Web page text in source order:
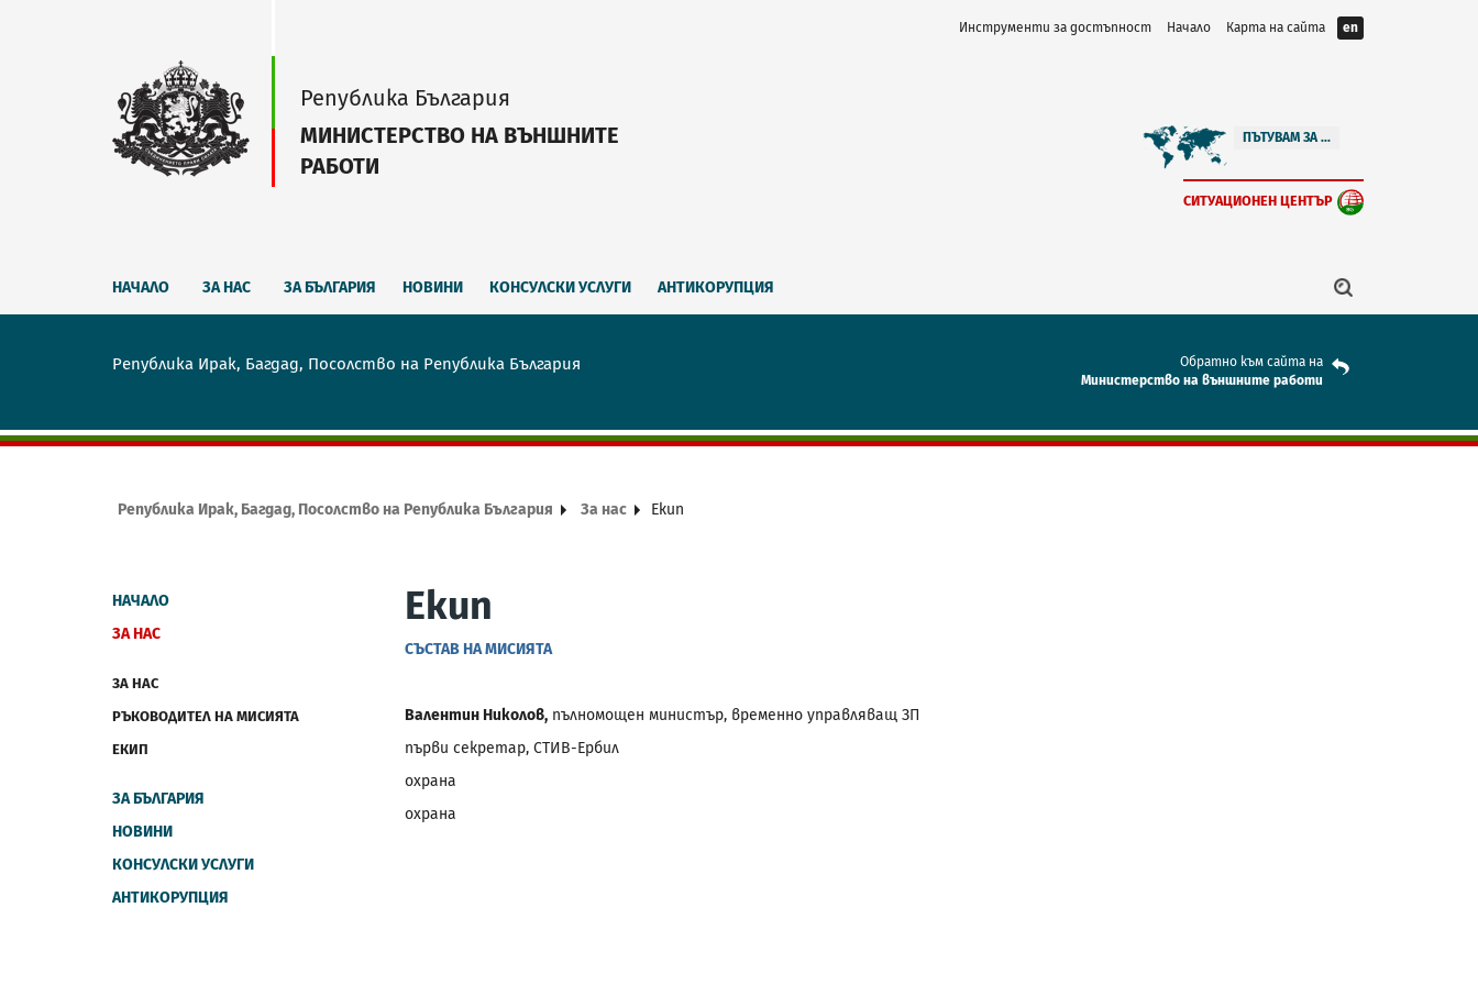
Инструменти за достъпност Начало Карта на сайта en
Република България
МИНИСТЕРСТВО НА ВЪНШНИТЕ
РАБОТИ
ПЪТУВАМ ЗА ...
СИТУАЦИОНЕН ЦЕНТЪР
НАЧАЛО ЗА НАС ЗА БЪЛГАРИЯ НОВИНИ КОНСУЛСКИ УСЛУГИ АНТИКОРУПЦИЯ
Република Ирак, Багдад, Посолство на Република България
Обратно към сайта на
Mинистерство на външните работи
Република Ирак, Багдад, Посолство на Република България За нас Екип
НАЧАЛО
ЗА НАС
ЗА НАС
РЪКОВОДИТЕЛ НА МИСИЯТА
ЕКИП
ЗА БЪЛГАРИЯ
НОВИНИ
КОНСУЛСКИ УСЛУГИ
АНТИКОРУПЦИЯ
Екип
СЪСТАВ НА МИСИЯТА
Валентин Николов,пълномощен министър, временно управляващ ЗП
първи секретар, СТИВ-Ербил
охрана
охрана